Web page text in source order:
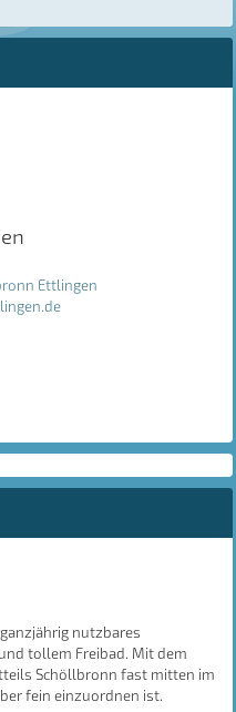
Ettlingen
nutzbares
tollem Freibad. Mit dem
Schöllbronn fast mitten im
fein einzuordnen ist.